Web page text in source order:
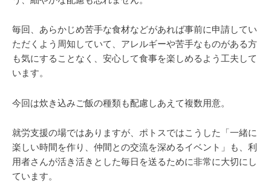
毎回、あらかじめ苦手な食材などがあれば事前に申請してい
ただくよう周知していて、アレルギーや苦手なものがある方
も気にすることなく、安心して食事を楽しめるよう工夫して
います。
今回は炊き込みご飯の種類も配慮しあえて複数用意。
就労支援の場ではありますが、ポトスではこうした「一緒に
楽しい時間を作り、仲間との交流を深めるイベント」も、利
用者さんが活き活きとした毎日を送るために非常に大切にし
ています。